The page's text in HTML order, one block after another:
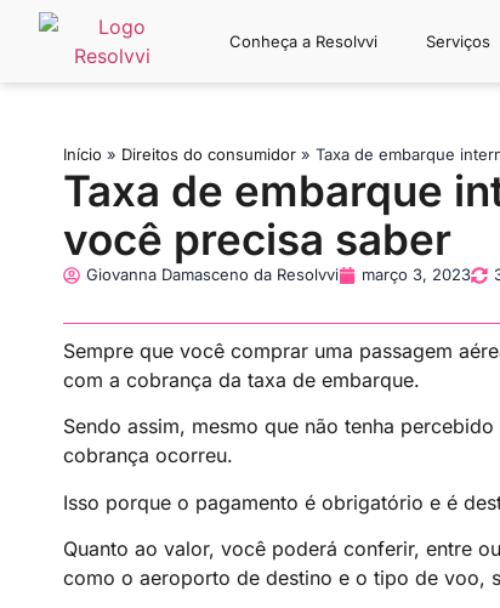
Conheça a Resolvvi Serviços
Início » Direitos do consumidor » Taxa de embarque
Taxa de embarque
você precisa saber
Giovanna Damasceno da Resolvvi março 3, 2023
Sempre que você comprar uma passagem
com a cobrança da taxa de embarque.
Sendo assim, mesmo que não tenha
cobrança ocorreu.
Isso porque o pagamento é obrigatório e é
Quanto ao valor, você poderá conferir, entre
como o aeroporto de destino e o tipo de voo,